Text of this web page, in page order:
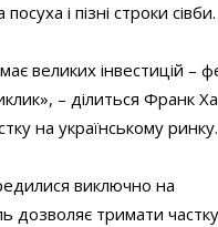
і пізні строки сівби.
великих інвестицій –
– ділиться Франк
на українському ринку.
виключно на
дозволяє тримати